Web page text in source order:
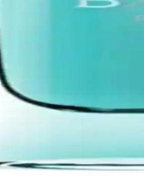
turunçgil tonlarıyla zarif bir koku. 125
ml: Ferah Deniz Esintili, Günlük
ve ferah bir deniz esintisi sunar; üst
ve Giyimdeki Önemi ve Tercih
kokularıyla kişisel bakımda öne çıkar.
odunsu bir koku profili sunar; gün